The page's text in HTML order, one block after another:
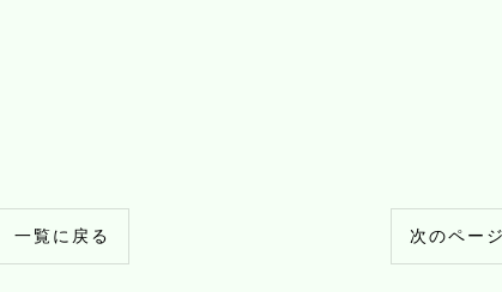
一覧に戻る 次のペー